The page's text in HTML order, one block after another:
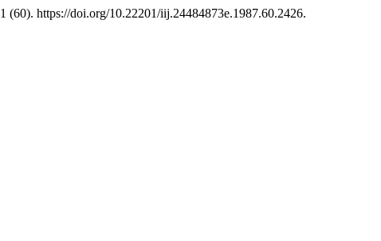
1 (60). https://doi.org/10.22201/iij.24484873e.1987.60.2426.